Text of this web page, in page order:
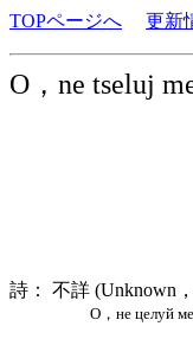
TOPページへ 更新
O，ne tseluj
詩： 不詳 (Unknown
О，не целуй